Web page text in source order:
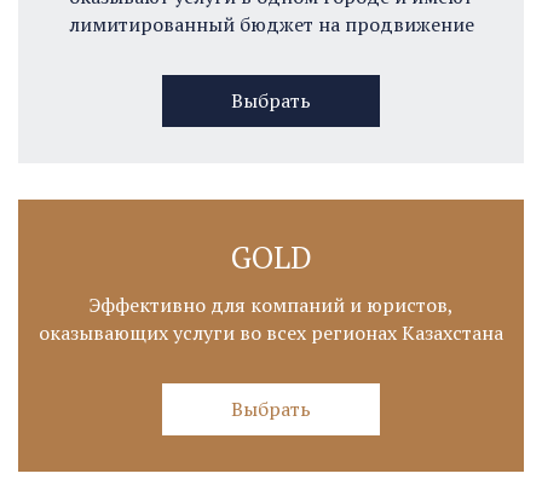
лимитированный бюджет на продвижение
Выбрать
GOLD
Эффективно для компаний и юристов,
оказывающих услуги во всех регионах Казахстана
Выбрать